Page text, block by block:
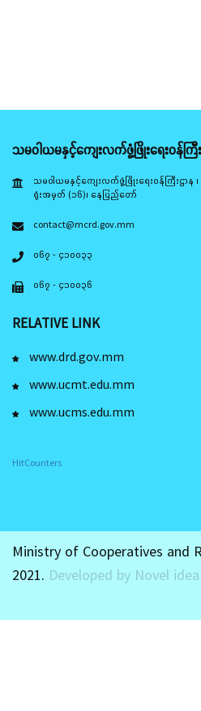
သမဝါယမနှင့်ကျေးလက်ဖွံ့ဖြိုးရေးဝန်ကြီ
သမဝါယမနှင့်ကျေးလက်ဖွံ့ဖြိုးရေးဝန်ကြီးဌာန ၊
ရုံးအမှတ် (၁၆)၊ နေပြည်တော်
contact@mcrd.gov.mm
၀၆၇ - ၄၁၀၀၃၃
၀၆၇ - ၄၁၀၀၃၆
RELATIVE LINK
www.drd.gov.mm
www.ucmt.edu.mm
www.ucms.edu.mm
HitCounters
Ministry of Cooperatives and
2021. Developed by Novel idea